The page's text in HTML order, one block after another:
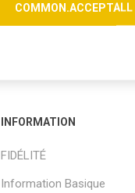
INFORMATION
FIDÉLITÉ
Information Basique
COMMON.ACCEPTALL